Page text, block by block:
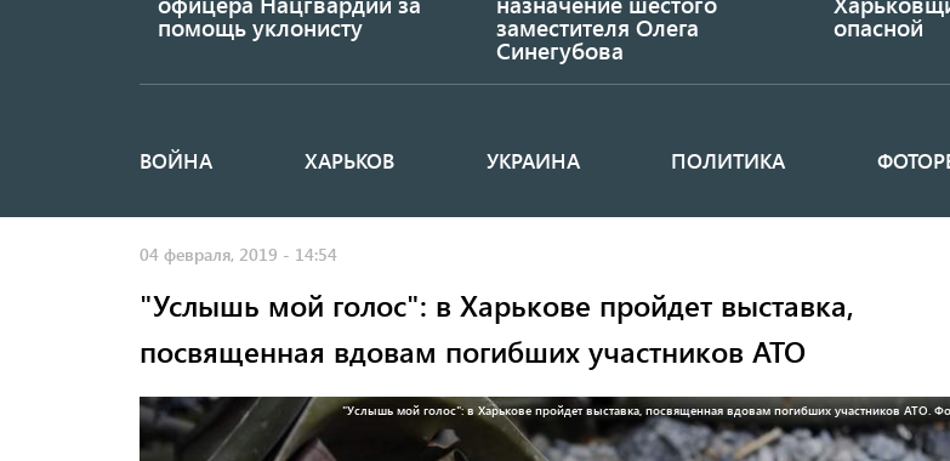
помощь уклонисту заместителя Олега
Синегубова
опасной
Основная
ВОЙНА ХАРЬКОВ УКРАИНА ПОЛИТИКА
04 февраля, 2019 - 14:54
"Услышь мой голос": в Харькове пройдет выставка,
посвященная вдовам погибших участников АТО
"Услышь мой голос": в Харькове пройдет выставка, посвященная вдовам погибших участников АТО.